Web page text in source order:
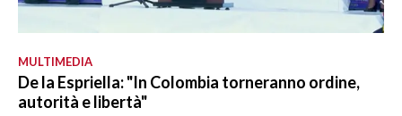
MULTIMEDIA
De la Espriella: "In Colombia torneranno ordine,
autorità e libertà"